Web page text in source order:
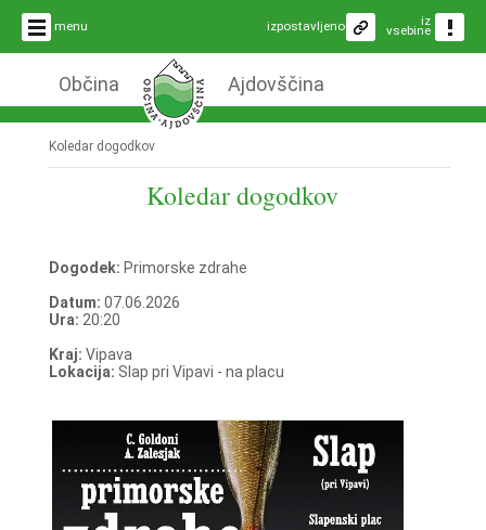
menu iz
vsebine
izpostavljeno
Občina Ajdovščina
Koledar dogodkov
Koledar dogodkov
Dogodek: Primorske zdrahe
Datum: 07.06.2026
Ura: 20:20
Kraj: Vipava
Lokacija: Slap pri Vipavi - na placu